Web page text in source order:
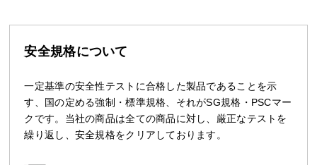
安全規格について
一定基準の安全性テストに合格した製品であることを示
す、国の定める強制・標準規格、それがSG規格・PSCマー
クです。当社の商品は全ての商品に対し、厳正なテストを
繰り返し、安全規格をクリアしております。